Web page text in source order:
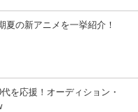
夏の新アニメを一挙紹介！
を応援！オーディション・